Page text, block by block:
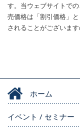
す。当ウェブサイトで
売価格は「割引価格」
されることがございま
ホーム
イベント / セミナー